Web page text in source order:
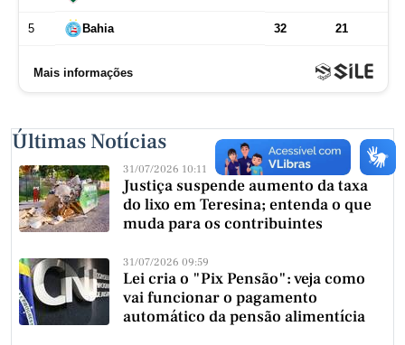
Últimas Notícias
31/07/2026 10:11
Justiça suspende aumento da taxa
do lixo em Teresina; entenda o que
muda para os contribuintes
31/07/2026 09:59
Lei cria o "Pix Pensão": veja como
vai funcionar o pagamento
automático da pensão alimentícia